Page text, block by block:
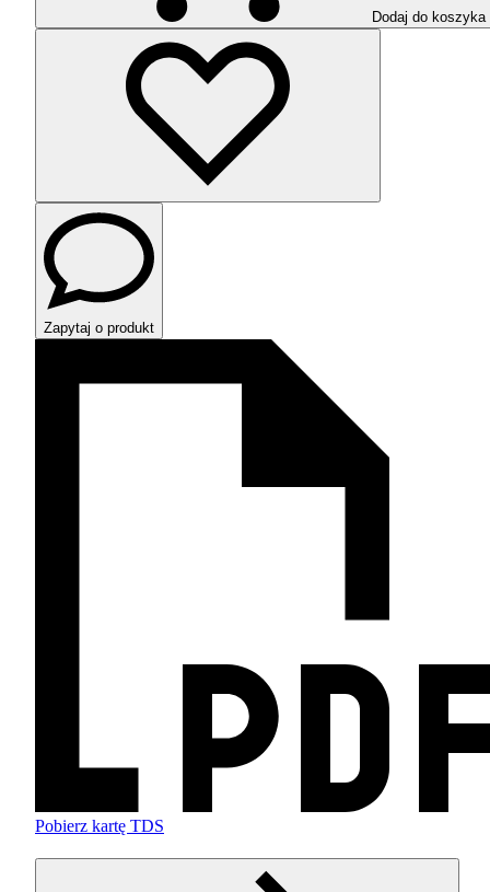
Dodaj do koszyka
Zapytaj o produkt
Pobierz kartę TDS